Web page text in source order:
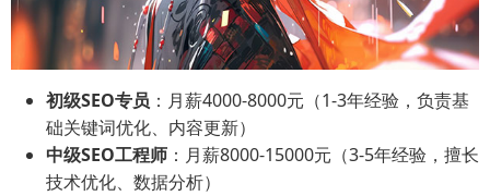
初级SEO专员 ：月薪4000-8000元（1-3年经验，负责基
础关键词优化、内容更新）
中级SEO工程师 ：月薪8000-15000元（3-5年经验，擅长
技术优化、数据分析）